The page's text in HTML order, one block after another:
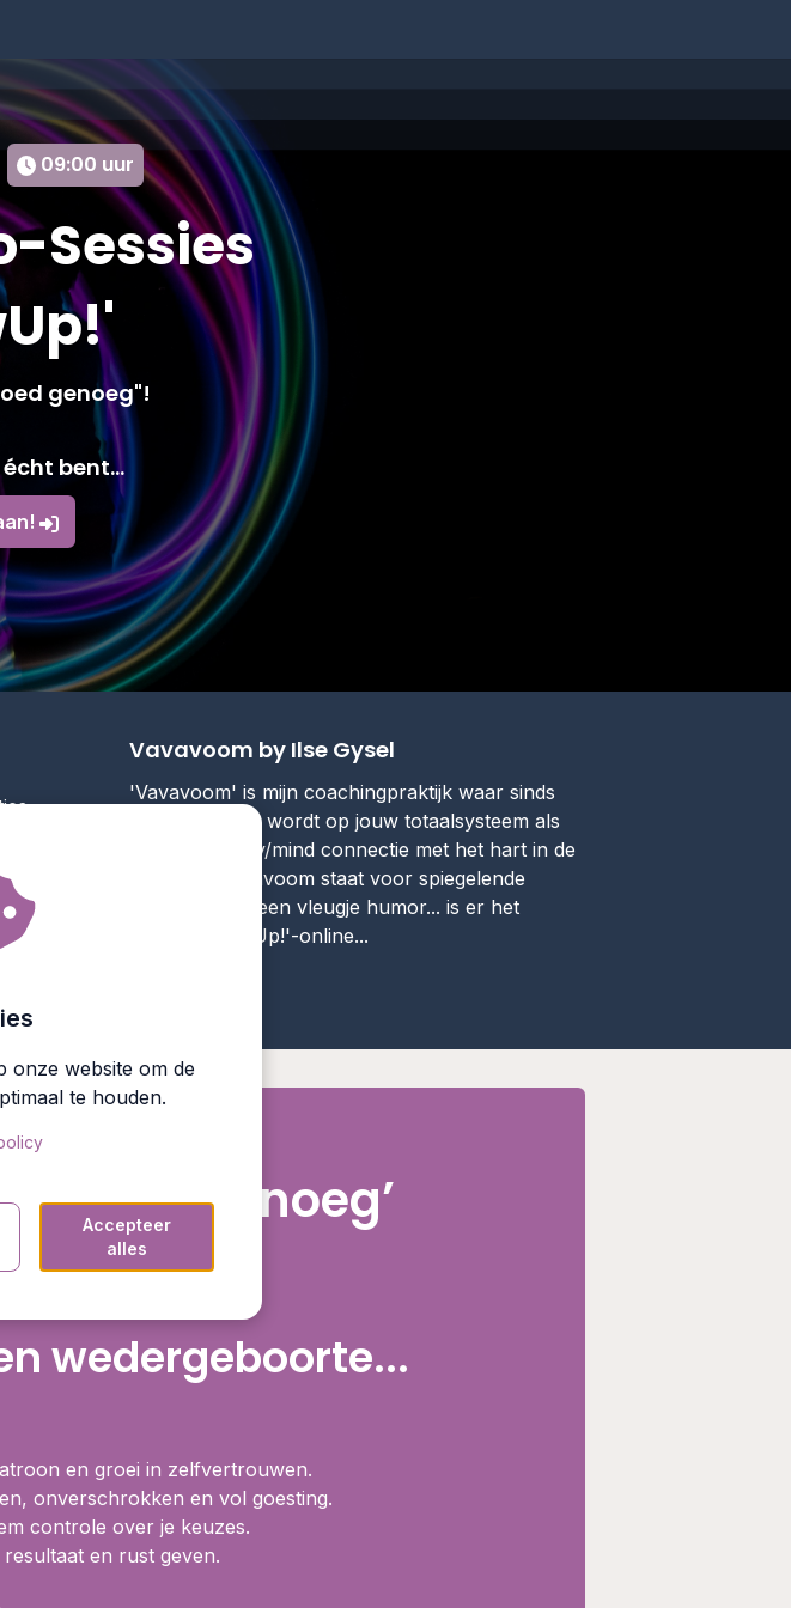
09:00 uur
Sessies
genoeg"!
bent...
Vavavoom by Ilse Gysel
'Vavavoom' is mijn coachingpraktijk waar sinds
2008 gefocust wordt op jouw totaalsysteem als
mens: De body/mind connectie met het hart in de
hoofdrol! Vavavoom staat voor spiegelende
coaching met een vleugje humor... is er het
nieuwe 'GlowUp!'-online...
goed genoeg’
wedergeboorte...
en groei in zelfvertrouwen.
onverschrokken en vol goesting.
controle over je keuzes.
en rust geven.
onze website om de
te houden.
Accepteer
alles